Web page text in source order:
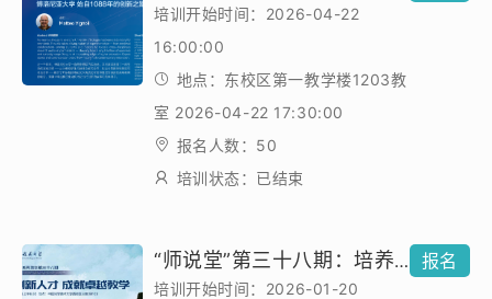
培训开始时间：2026-04-22
16:00:00
地点：东校区第一教学楼1203教
室 2026-04-22 17:30:00
报名人数：50
培训状态：已结束
“师说堂”第三十八期：培养创新人才 成就卓越教学
培训开始时间：2026-01-20
报名